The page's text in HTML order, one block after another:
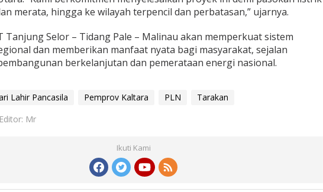
merata, hingga ke wilayah terpencil dan perbatasan,” ujarnya.
Tanjung Selor – Tidang Pale – Malinau akan memperkuat sistem
dan memberikan manfaat nyata bagi masyarakat, sejalan
berkelanjutan dan pemerataan energi nasional.
Lahir Pancasila Pemprov Kaltara PLN
Tarakan
Editor: Mr
Ikuti Kami